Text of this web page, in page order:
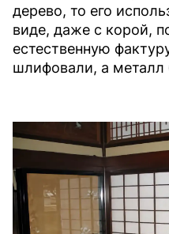
дерево, то его
виде, даже с корой,
естественную
шлифовали, а